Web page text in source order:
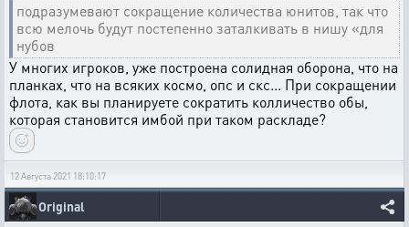
подразумевают сокращение количества юнитов, так что
всю мелочь будут постепенно заталкивать в нишу «для
нубов
У многих игроков, уже построена солидная оборона, что на
планках, что на всяких космо, опс и скс... При сокращении
флота, как вы планируете сократить колличество обы,
которая становится имбой при таком раскладе?
12 Августа 2021 18:10:17
Original